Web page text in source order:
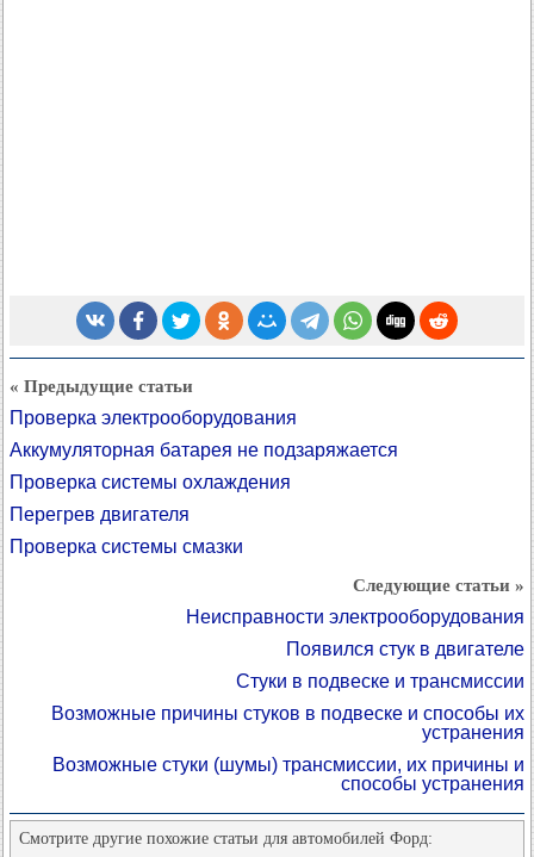
« Предыдущие статьи
Проверка электрооборудования
Аккумуляторная батарея не подзаряжается
Проверка системы охлаждения
Перегрев двигателя
Проверка системы смазки
Следующие статьи »
Неисправности электрооборудования
Появился стук в двигателе
Стуки в подвеске и трансмиссии
Возможные причины стуков в подвеске и способы их
устранения
Возможные стуки (шумы) трансмиссии, их причины и
способы устранения
Смотрите другие похожие статьи для автомобилей Форд: